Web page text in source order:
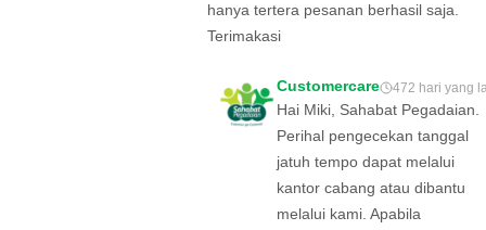
hanya tertera pesanan berhasil saja.
Terimakasi
Customercare 472 hari yang
Hai Miki, Sahabat Pegadaian.
Perihal pengecekan tanggal
jatuh tempo dapat melalui
kantor cabang atau dibantu
melalui kami. Apabila